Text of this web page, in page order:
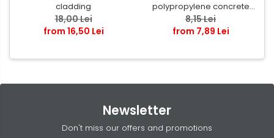
cladding
18,00 Lei
from 16,50 Lei
polypropylene concrete
reinforcement
8,15 Lei
from 7,89 Lei
Newsletter
Don't miss our offers and promotions